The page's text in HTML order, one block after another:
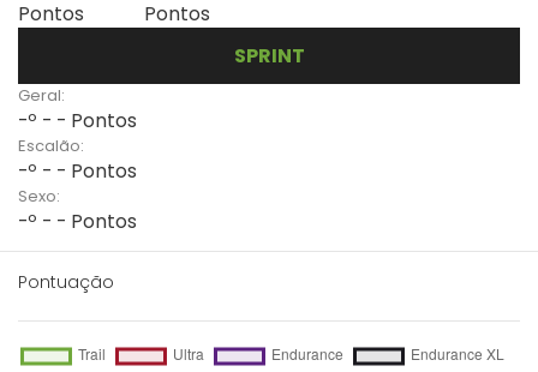
Pontos
Pontos
SPRINT
Geral:
-º - - Pontos
Escalão:
-º - - Pontos
Sexo:
-º - - Pontos
Pontuação